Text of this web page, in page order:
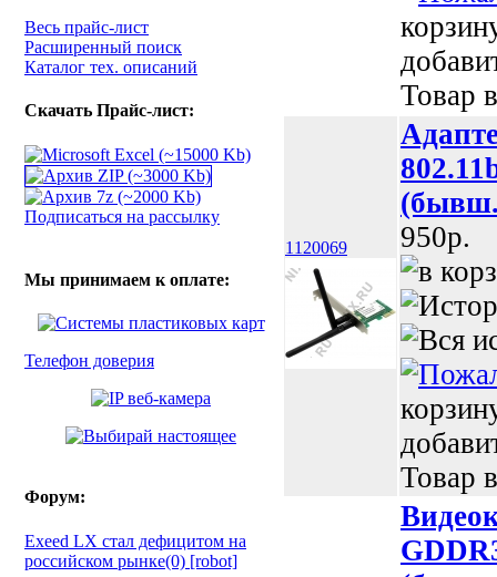
Весь прайс-лист
Расширенный поиск
Каталог тех. описаний
Скачать Прайс-лист:
Подписаться на рассылку
Мы принимаем к оплате:
Телефон доверия
Форум:
Exeed LX стал дефицитом на
российском рынке(0) [robot]
Товар
1120069
(бывш.
950p.
Товар